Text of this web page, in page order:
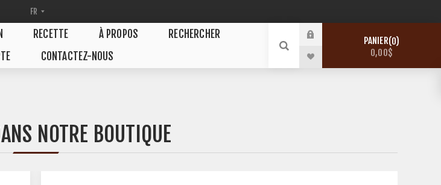
RECETTE À PROPOS
RECHERCHER
CONTACTEZ-NOUS
PANIER 0
0,00$
NOTRE BOUTIQUE